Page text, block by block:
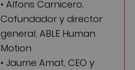
• Alfons Carnicero,
Cofundador y director
general, ABLE Human
Motion
• Jaume Amat, CEO y